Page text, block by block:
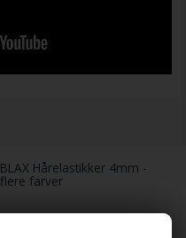
BLAX Hårelastikker 4mm -
flere farver